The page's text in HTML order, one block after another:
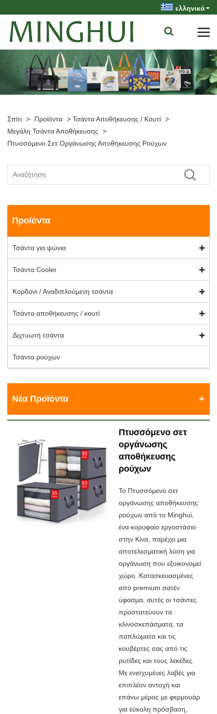
ελληνικά
Σπίτι > Προϊόντα > Τσάντα Αποθήκευσης / Κουτί >
Μεγάλη Τσάντα Αποθήκευσης
>
Πτυσσόμενο Σετ Οργάνωσης Αποθήκευσης Ρούχων
Προϊόντα
Τσάντα για ψώνια
Τσάντα Cooler
Κορδόνι / Αναδιπλούμενη τσάντα
Τσάντα αποθήκευσης / κουτί
Διχτυωτή τσάντα
Τσάντα ρούχων
Νέα Προϊόντα
Πτυσσόμενο σετ
οργάνωσης
αποθήκευσης
ρούχων
Το Πτυσσόμενο σετ
οργάνωσης αποθήκευσης
ρούχων από το Minghui,
ένα κορυφαίο εργοστάσιο
στην Κίνα, παρέχει μια
αποτελεσματική λύση για
οργάνωση που εξοικονομεί
χώρο. Κατασκευασμένες
από premium σατέν
ύφασμα, αυτές οι τσάντες
προστατεύουν τα
κλινοσκεπάσματα, τα
παπλώματα και τις
κουβέρτες σας από τις
ρυτίδες και τους λεκέδες.
Με ενισχυμένες λαβές για
επιπλέον αντοχή και
επάνω μέρος με φερμουάρ
για εύκολη πρόσβαση,